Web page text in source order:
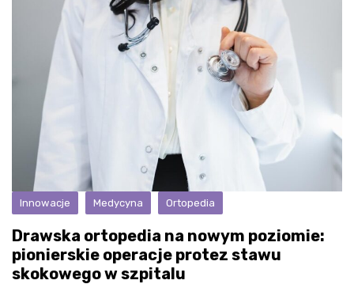
Innowacje Medycyna Ortopedia
Drawska ortopedia na nowym poziomie:
pionierskie operacje protez stawu
skokowego w szpitalu